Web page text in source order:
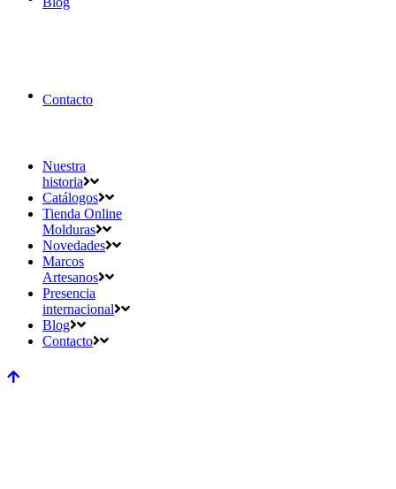
Contacto
Nuestra
historia
Catálogos
Tienda Online
Molduras
Novedades
Marcos
Artesanos
Presencia
internacional
Blog
Contacto